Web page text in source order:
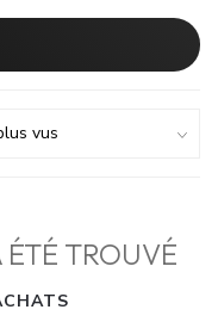
TROUVÉ